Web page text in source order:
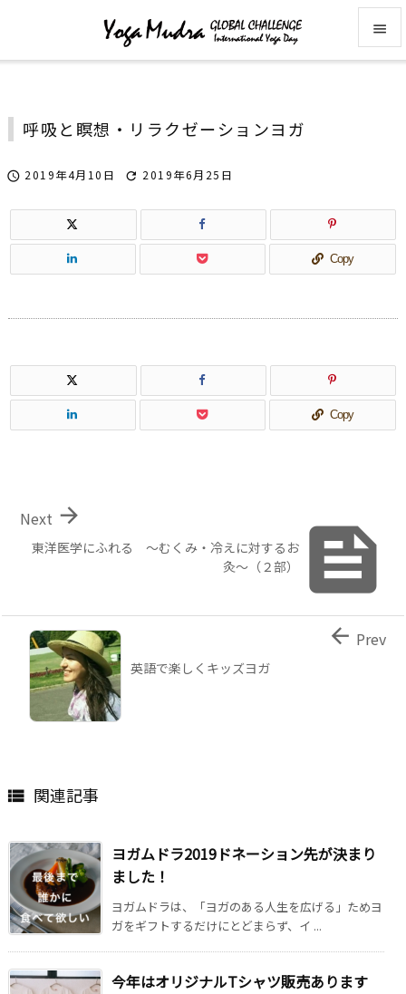



呼吸と瞑想・リラクゼーションヨガ
 2019年4月10日  2019年6月25日
Copy
Copy

東洋医学にふれる ～むくみ・冷えに対するお
灸～（２部）

Next
英語で楽しくキッズヨガ
 Prev
 関連記事
ヨガムドラ2019ドネーション先が決まり
ました！
ヨガムドラは、「ヨガのある人生を広げる」ためヨ
ガをギフトするだけにとどまらず、イ ...
今年はオリジナルTシャツ販売あります